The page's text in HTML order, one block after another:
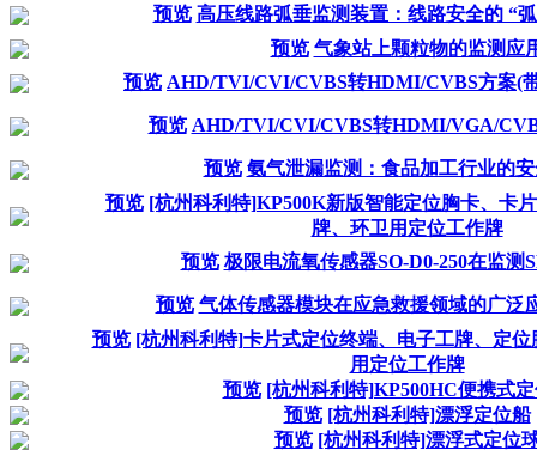
预览 高压线路弧垂监测装置：线路安全的 “
预览 气象站上颗粒物的监测应
预览 AHD/TVI/CVI/CVBS转HDMI/CVBS方案(
预览 AHD/TVI/CVI/CVBS转HDMI/VGA/
预览 氨气泄漏监测：食品加工行业的
预览 [杭州科利特]KP500K新版智能定位胸卡、卡
牌、环卫用定位工作牌
预览 极限电流氧传感器SO-D0-250在监测
预览 气体传感器模块在应急救援领域的广泛
预览 [杭州科利特]卡片式定位终端、电子工牌、定
用定位工作牌
预览 [杭州科利特]KP500HC便携式
预览 [杭州科利特]漂浮定位船
预览 [杭州科利特]漂浮式定位